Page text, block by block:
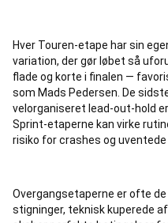
Hver Touren-etape har sin
variation, der gør løbet så
flade og korte i finalen —
som Mads Pedersen. De
velorganiseret lead-out-hold
Sprint-etaperne kan virke
risiko for crashes og uventede
Overgangsetaperne er ofte
stigninger, teknisk kuperede